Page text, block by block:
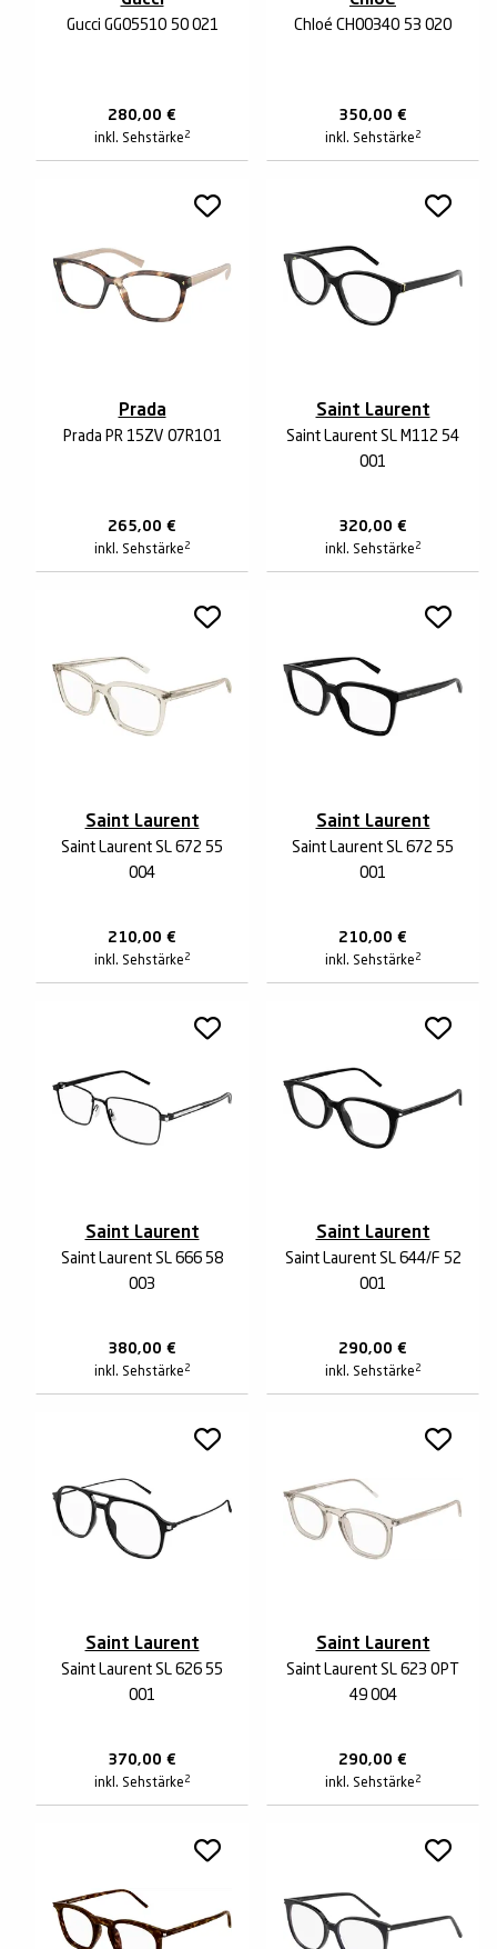
Gucci GG0551O 50 021
280,00 €
inkl. Sehstärke 2
Chloé CH0034O 53 020
350,00 €
inkl. Sehstärke 2
Prada
Prada PR 15ZV 07R1O1
265,00 €
inkl. Sehstärke 2
Saint Laurent
Saint Laurent SL M112 54
001
320,00 €
inkl. Sehstärke 2
Saint Laurent
Saint Laurent SL 672 55
004
210,00 €
inkl. Sehstärke 2
Saint Laurent
Saint Laurent SL 672 55
001
210,00 €
inkl. Sehstärke 2
Saint Laurent
Saint Laurent SL 666 58
003
380,00 €
inkl. Sehstärke 2
Saint Laurent
Saint Laurent SL 644/F 52
001
290,00 €
inkl. Sehstärke 2
Saint Laurent
Saint Laurent SL 626 55
001
370,00 €
inkl. Sehstärke 2
Saint Laurent
Saint Laurent SL 623 OPT
49 004
290,00 €
inkl. Sehstärke 2